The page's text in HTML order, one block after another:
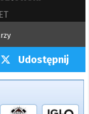
Udostępnij